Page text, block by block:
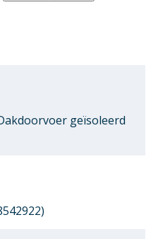
geïsoleerd